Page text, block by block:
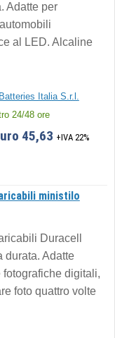
Adatte per
al LED. Alcaline
Italia S.r.l.
24/48 ore
45,63 +IVA 22%
ministilo
Duracell
durata. Adatte
digitali,
foto quattro volte